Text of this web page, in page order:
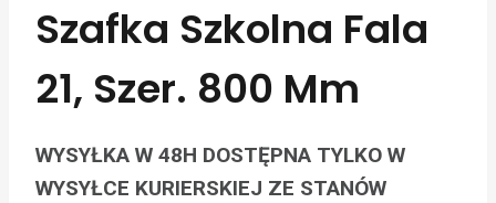
Szafka Szkolna Fala
21, Szer. 800 Mm
WYSYŁKA W 48H DOSTĘPNA TYLKO W
WYSYŁCE KURIERSKIEJ ZE STANÓW